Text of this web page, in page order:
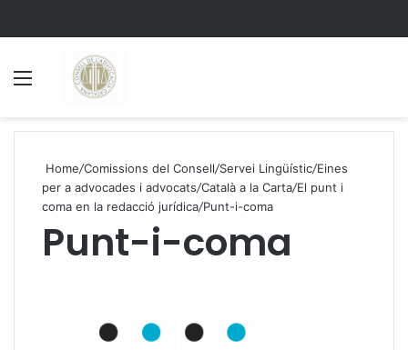
Home/Comissions del Consell/Servei Lingüístic/Eines
per a advocades i advocats/Català a la Carta/El punt i
coma en la redacció jurídica/Punt-i-coma
Punt-i-coma